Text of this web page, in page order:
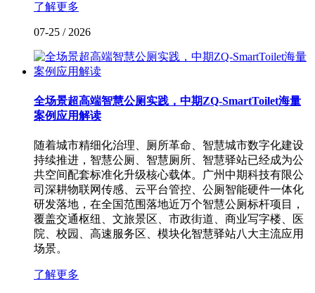
了解更多
07-25 / 2026
全场景超高端智慧公厕实践，中期ZQ-SmartToilet海量
案例应用解读
随着城市精细化治理、厕所革命、智慧城市数字化建设
持续推进，智慧公厕、智慧厕所、智慧驿站已经成为公
共空间配套标准化升级核心载体。广州中期科技有限公
司深耕物联网传感、云平台管控、公厕智能硬件一体化
研发落地，在全国范围落地近万个智慧公厕标杆项目，
覆盖交通枢纽、文旅景区、市政街道、商业写字楼、医
院、校园、高速服务区、模块化智慧驿站八大主流应用
场景。
了解更多